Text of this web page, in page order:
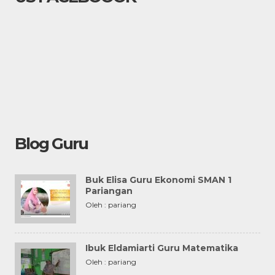
Blog Guru
Buk Elisa Guru Ekonomi SMAN 1
Pariangan
Oleh : pariang
Ibuk Eldamiarti Guru Matematika
Oleh : pariang